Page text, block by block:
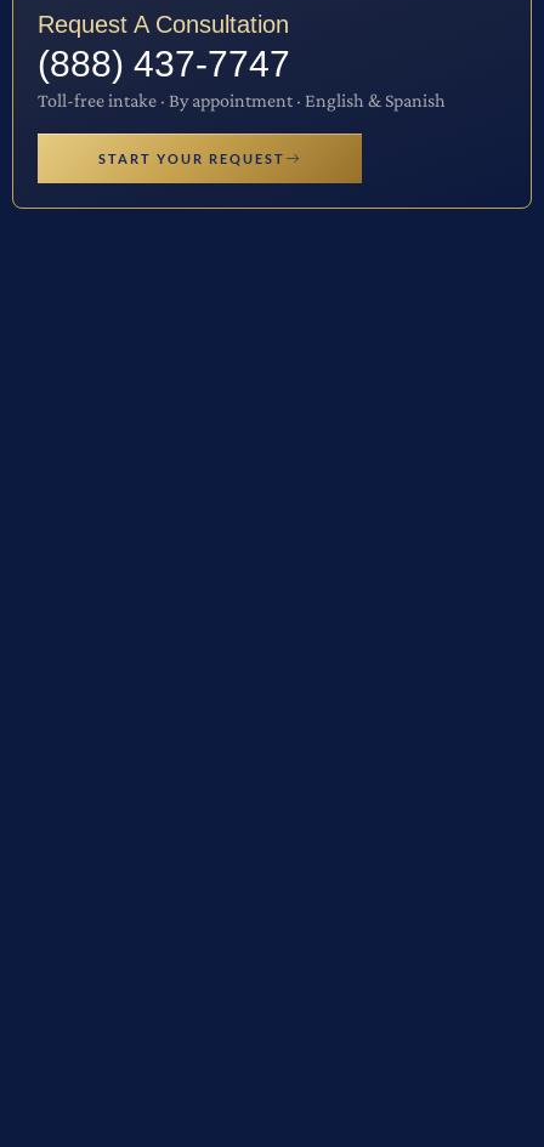
Request A Consultation
(888) 437-7747
Toll-free intake · By appointment · English & Spanish
START YOUR REQUEST